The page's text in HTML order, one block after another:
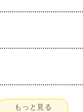
もっと見る